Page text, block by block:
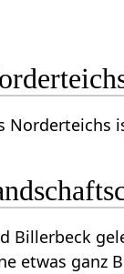
Norderteichs
Billerbeck
etwas ganz